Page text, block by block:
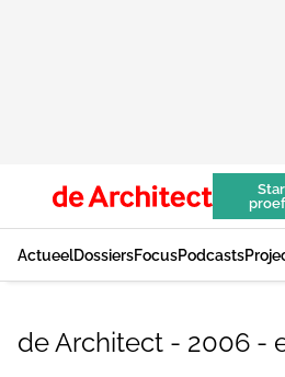
ActueelDossiersFocusPodcasts
de Architect - 2006 -